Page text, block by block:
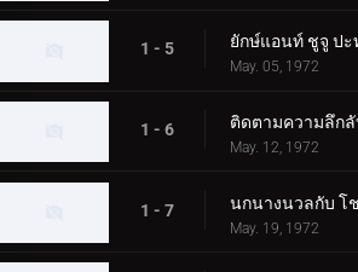
1 - 5 ยักษ์แอนท์ ชูจู ปะ
May. 05, 1972
1 - 6
May. 12, 1972
1 - 7 นกนางนวลกับ โช
May. 19, 1972